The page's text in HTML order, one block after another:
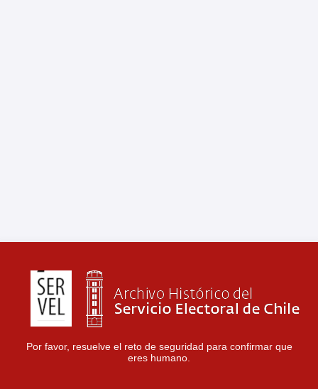
Por favor, resuelve el reto de seguridad para confirmar que
eres humano.